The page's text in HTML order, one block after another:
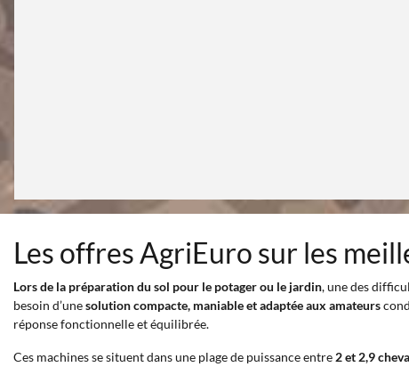
Les offres AgriEuro sur les
Lors de la préparation du sol pour le potager ou le jardin, une des
besoin d’unesolution compacte, maniable et adaptée aux amateurs
réponse fonctionnelle et équilibrée.
Ces machines se situent dans une plage de puissance entre 2 et 2,9